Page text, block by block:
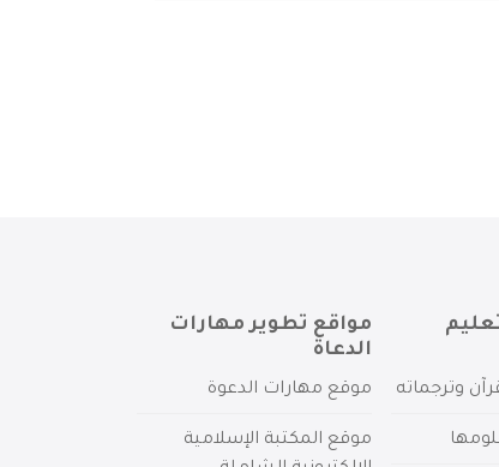
وترجماته
مواقع تطوير مهارات
الدعاة
موقع مهارات الدعوة
موقع المكتبة الإسلامية